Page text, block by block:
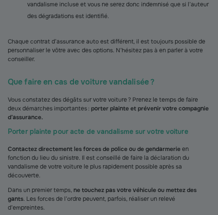
vandalisme incluse et vous ne serez donc indemnisé que si l’auteur
des dégradations est identifié.
Chaque contrat d’assurance auto est différent, il est toujours possible de
personnaliser le vôtre avec des options. N’hésitez pas à en parler à votre
conseiller.
Que faire en cas de voiture vandalisée ?
Vous constatez des dégâts sur votre voiture ? Prenez le temps de faire
deux démarches importantes : porter plainte et prévenir votre compagnie
d’assurance.
Porter plainte pour acte de vandalisme sur votre voiture
Contactez directement les forces de police ou de gendarmerieen
fonction du lieu du sinistre. Il est conseillé de faire la déclaration du
vandalisme de votre voiture le plus rapidement possible après sa
découverte.
Dans un premier temps, ne touchez pas votre véhicule ou mettez des
gants. Les forces de l’ordre peuvent, parfois, réaliser un relevé
d’empreintes.